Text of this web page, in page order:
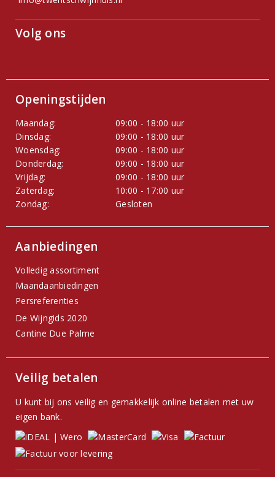
Volg ons
Openingstijden
Maandag:
09:00 - 18:00 uur
Dinsdag:
09:00 - 18:00 uur
Woensdag:
09:00 - 18:00 uur
Donderdag:
09:00 - 18:00 uur
Vrijdag:
09:00 - 18:00 uur
Zaterdag:
10:00 - 17:00 uur
Zondag:
Gesloten
Aanbiedingen
Volledig assortiment
Maandaanbiedingen
Persreferenties
De Wijngids 2020
Cantine Due Palme
Veilig betalen
U kunt bij ons veilig en gemakkelijk online betalen met uw
eigen bank.